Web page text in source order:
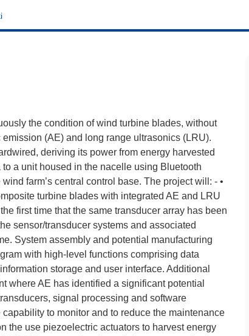
the condition of wind turbine blades, without
(AE) and long range ultrasonics (LRU).
deriving its power from energy harvested
a unit housed in the nacelle using Bluetooth
farm’s central control base. The project will: - •
turbine blades with integrated AE and LRU
first time that the same transducer array has been
sensor/transducer systems and associated
System assembly and potential manufacturing
with high-level functions comprising data
storage and user interface. Additional
where AE has identified a significant potential
signal processing and software
to monitor and to reduce the maintenance
the use piezoelectric actuators to harvest energy